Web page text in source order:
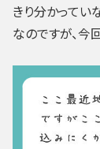
きり分かってい
なのですが、今